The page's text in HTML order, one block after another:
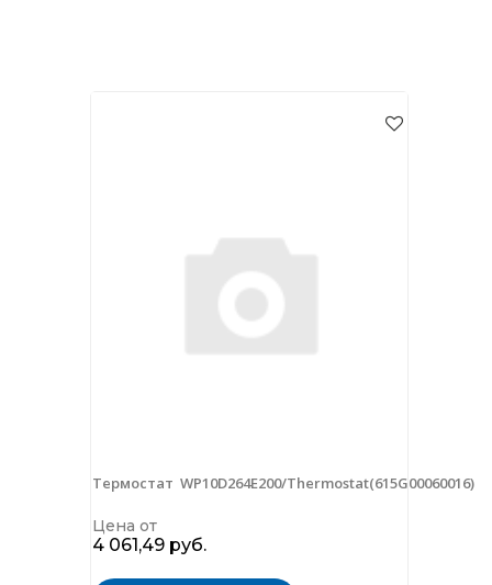
Термостат WP10D264E200/Thermostat(615G00060016)
Цена от
4 061,49 руб.